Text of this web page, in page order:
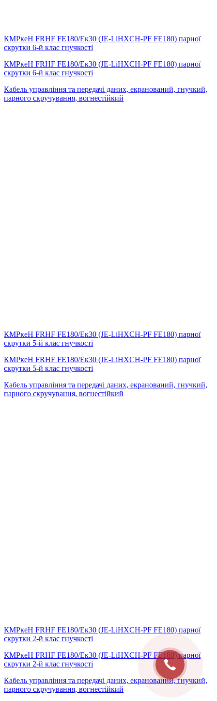
КМРкeН FRHF FE180/Eк30 (JE-LiHXCH-PF FE180) парної
скрутки 6-й клас гнучкості
КМРкeН FRHF FE180/Eк30 (JE-LiHXCH-PF FE180) парної
скрутки 6-й клас гнучкості
Кабель управління та передачі даних, екранований, гнучкий,
парного скручування, вогнестійкий
КМРкeН FRHF FE180/Eк30 (JE-LiHXCH-PF FE180) парної
скрутки 5-й клас гнучкості
КМРкeН FRHF FE180/Eк30 (JE-LiHXCH-PF FE180) парної
скрутки 5-й клас гнучкості
Кабель управління та передачі даних, екранований, гнучкий,
парного скручування, вогнестійкий
КМРкeН FRHF FE180/Eк30 (JE-LiHXCH-PF FE180) парної
скрутки 2-й клас гнучкості
КМРкeН FRHF FE180/Eк30 (JE-LiHXCH-PF FE180) парної
скрутки 2-й клас гнучкості
Кабель управління та передачі даних, екранований, гнучкий,
парного скручування, вогнестійкий